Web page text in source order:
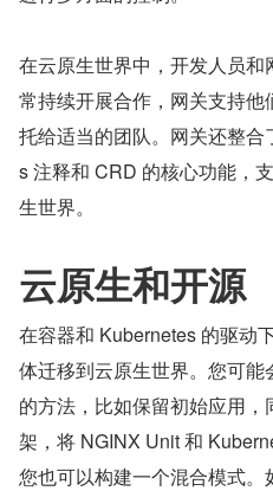
在云原生世界中，开发人员
常持续开展合作，网关支持
托给适当的团队。网关还整
s 注释和 CRD 的核心功能，
生世界。
云原生和开源
在容器和 Kubernetes 的驱动
体迁移到云原生世界。您可
的方法，比如保留初始应用
架，将 NGINX Unit 和
您也可以构建一个混合模式